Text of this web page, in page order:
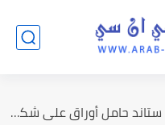
تحميل تصميم ستاند حامل أوراق على شكل راقصين الباليه